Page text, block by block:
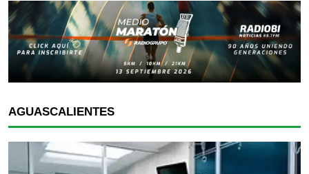
AGUASCALIENTES